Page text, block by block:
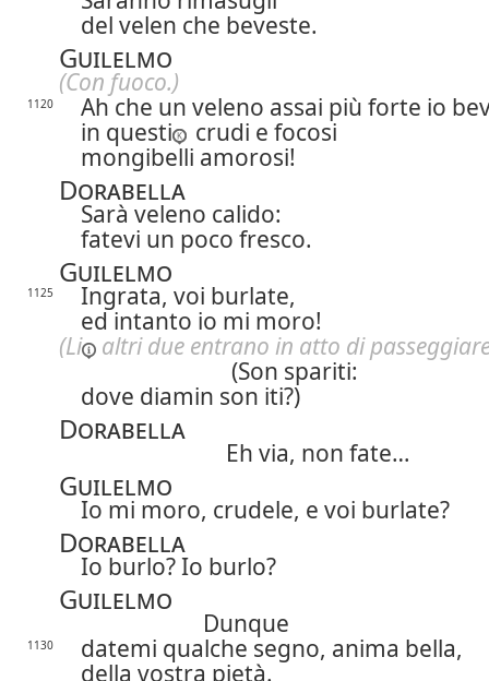
del velen che beveste.
Guilelmo
(Con fuoco.)
1120
Ah che un veleno assai più forte io
in questi
crudi e focosi
mongibelli amorosi!
Dorabella
Sarà veleno calido:
fatevi un poco fresco.
Guilelmo
1125
Ingrata, voi burlate,
ed intanto io mi moro!
(Li
altri due entrano in atto di
(Son spariti:
dove diamin son iti?)
Dorabella
Eh via, non fate…
Guilelmo
Io mi moro, crudele, e voi burlate?
Dorabella
Io burlo? Io burlo?
Guilelmo
Dunque
1130
datemi qualche segno, anima bella,
della vostra pietà.